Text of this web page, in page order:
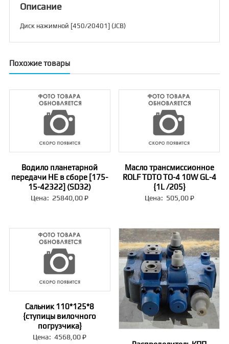
Описание
Диск нажимной [450/20401] (JCB)
Похожие товары
Водило планетарной
передачи НЕ в сборе [175-
15-42322] (SD32)
Цена: 25840,00₽
Масло трансмиссионное
ROLF TDTO TO-4 10W GL-4
{1L /205}
Цена: 505,00₽
Сальник 110*125*8
{ступицы вилочного
погрузчика}
Цена: 4568,00₽